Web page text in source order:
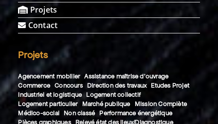
Projets
Contact
Projets
Agencement mobilier
Assistance maîtrise d'ouvrage
Commerce
Concours Direction des travaux
Etudes Projet
Industriel et logistique
Logement collectif
Logement particulier
Marché publique
Mission Complète
Médico-social
Non classé
Performance énergétique
Pièces graphiques
Relevé état des lieux/Diagnostique